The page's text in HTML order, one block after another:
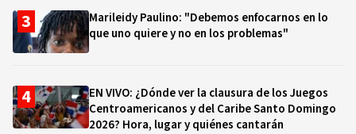
Marileidy Paulino: "Debemos enfocarnos en lo
que uno quiere y no en los problemas"
EN VIVO: ¿Dónde ver la clausura de los Juegos
Centroamericanos y del Caribe Santo Domingo
2026? Hora, lugar y quiénes cantarán